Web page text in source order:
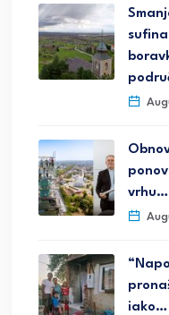
vrhu…
iako…